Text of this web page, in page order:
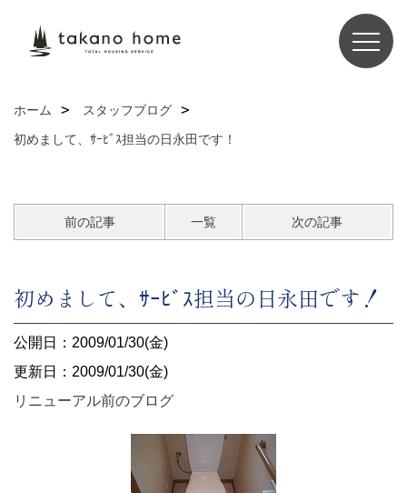
ホーム
スタッフブログ
初めまして、ｻｰﾋﾞｽ担当の日永田です！
前の記事 一覧 次の記事
初めまして、ｻｰﾋﾞｽ担当の日永田です！
公開日：2009/01/30(金)
更新日：2009/01/30(金)
リニューアル前のブログ